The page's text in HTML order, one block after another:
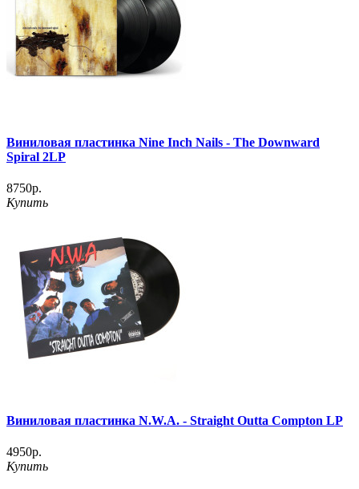
Виниловая пластинка Nine Inch Nails - The Downward
Spiral 2LP
8750р.
Купить
Виниловая пластинка N.W.A. - Straight Outta Compton LP
4950р.
Купить